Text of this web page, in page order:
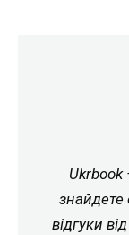
Ukrbook
знайдете
відгуки